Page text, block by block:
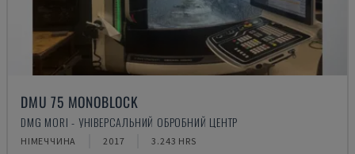
DMU 75 MONOBLOCK
DMG MORI - УНІВЕРСАЛЬНИЙ ОБРОБНИЙ ЦЕНТР
НІМЕЧЧИНА 2017 3.243 HRS